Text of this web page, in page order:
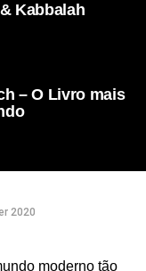
Kabbalah
– O Livro mais
2020
moderno tão